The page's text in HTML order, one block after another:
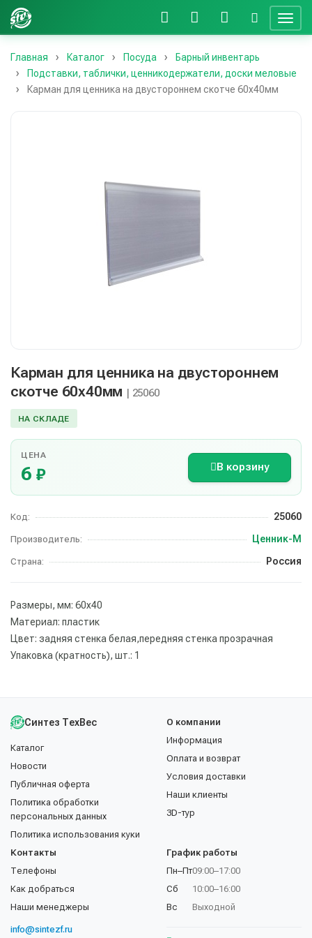
Главная Каталог Посуда
Барный инвентарь
Подставки, таблички, ценникодержатели, доски меловые
Карман для ценника на двустороннем скотче 60х40мм
Карман для ценника на двустороннем
скотче 60х40мм | 25060
НА СКЛАДЕ
ЦЕНА
6 ₽ В корзину
Код: 25060
Производитель: Ценник-М
Страна: Россия
Размеры, мм: 60х40
Материал: пластик
Цвет: задняя стенка белая,передняя стенка прозрачная
Упаковка (кратность), шт.: 1
Синтез ТехВес
Каталог
Новости
Публичная оферта
Политика обработки
персональных данных
Политика использования куки
О компании
Информация
Оплата и возврат
Условия доставки
Наши клиенты
3D-тур
Контакты
Телефоны
Как добраться
Наши менеджеры
info@sintezf.ru
График работы
Пн–Пт
Сб
Вс
09:00–17:00
10:00–16:00
Выходной